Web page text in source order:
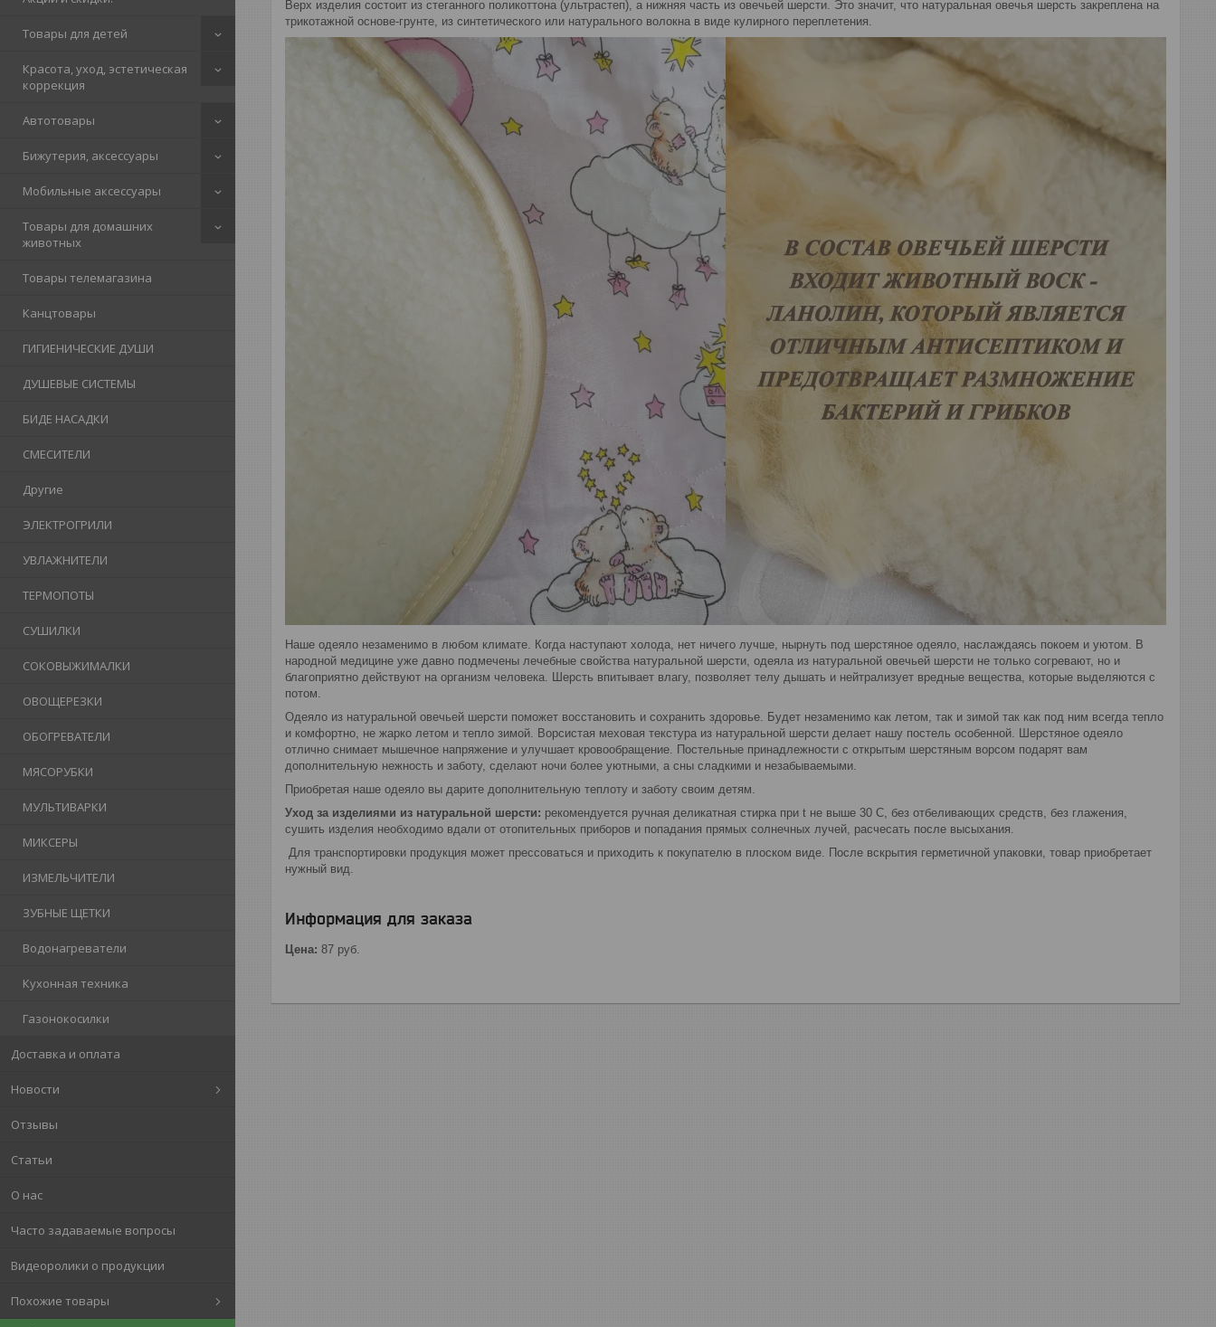
Товары для детей
Красота, уход, эстетическая
коррекция
Автотовары
Бижутерия, аксессуары
Мобильные аксессуары
Товары для домашних
животных
Товары телемагазина
Канцтовары
ГИГИЕНИЧЕСКИЕ ДУШИ
ДУШЕВЫЕ СИСТЕМЫ
БИДЕ НАСАДКИ
СМЕСИТЕЛИ
Другие
ЭЛЕКТРОГРИЛИ
УВЛАЖНИТЕЛИ
ТЕРМОПОТЫ
СУШИЛКИ
СОКОВЫЖИМАЛКИ
ОВОЩЕРЕЗКИ
ОБОГРЕВАТЕЛИ
МЯСОРУБКИ
МУЛЬТИВАРКИ
МИКСЕРЫ
ИЗМЕЛЬЧИТЕЛИ
ЗУБНЫЕ ЩЕТКИ
Водонагреватели
Кухонная техника
Газонокосилки
Доставка и оплата
Новости
Отзывы
Статьи
О нас
Часто задаваемые вопросы
Видеоролики о продукции
Похожие товары
Верх изделия состоит из стеганного поликоттона (ультрастеп), а нижняя часть из овечьей шерсти. Это значит, что натуральная овечья шерсть закреплена на
трикотажной основе-грунте, из синтетического или натурального волокна в виде кулирного переплетения.
Наше одеяло незаменимо в любом климате. Когда наступают холода, нет ничего лучше, нырнуть под шерстяное одеяло, наслаждаясь покоем и уютом. В
народной медицине уже давно подмечены лечебные свойства натуральной шерсти, одеяла из натуральной овечьей шерсти не только согревают, но и
благоприятно действуют на организм человека. Шерсть впитывает влагу, позволяет телу дышать и нейтрализует вредные вещества, которые выделяются с
потом.
Одеяло из натуральной овечьей шерсти поможет восстановить и сохранить здоровье. Будет незаменимо как летом, так и зимой так как под ним всегда тепло
и комфортно, не жарко летом и тепло зимой. Ворсистая меховая текстура из натуральной шерсти делает нашу постель особенной. Шерстяное одеяло
отлично снимает мышечное напряжение и улучшает кровообращение. Постельные принадлежности с открытым шерстяным ворсом подарят вам
дополнительную нежность и заботу, сделают ночи более уютными, а сны сладкими и незабываемыми.
Приобретая наше одеяло вы дарите дополнительную теплоту и заботу своим детям.
Уход за изделиями из натуральной шерсти: рекомендуется ручная деликатная стирка при t не выше 30 С, без отбеливающих средств, без глажения,
сушить изделия необходимо вдали от отопительных приборов и попадания прямых солнечных лучей, расчесать после высыхания.
Для транспортировки продукция может прессоваться и приходить к покупателю в плоском виде. После вскрытия герметичной упаковки, товар приобретает
нужный вид.
Информация для заказа
Цена: 87 руб.